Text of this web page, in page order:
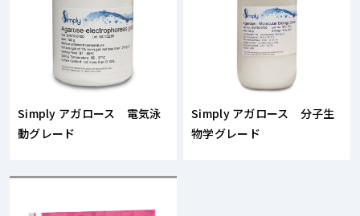
Simply アガロース 電気泳
動グレード
Simply アガロース 分子生
物学グレード